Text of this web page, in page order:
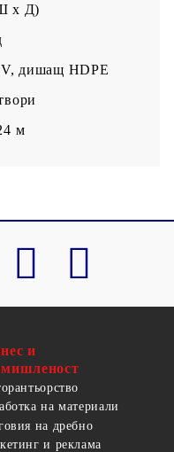
x Д)
дишащ HDPE
м
и
на материали
на дребно
и реклама